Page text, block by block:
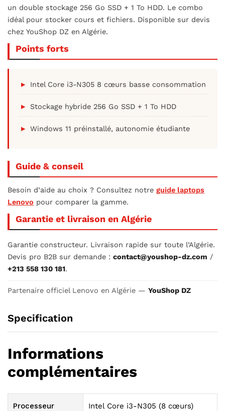
un double stockage 256 Go SSD + 1 To HDD. Le combo
idéal pour stocker cours et fichiers. Disponible sur devis
chez YouShop DZ en Algérie.
Points forts
Intel Core i3-N305 8 cœurs basse consommation
Stockage hybride 256 Go SSD + 1 To HDD
Windows 11 préinstallé, autonomie étudiante
Guide & conseil
Besoin d’aide au choix ? Consultez notre guide laptops
Lenovo pour comparer la gamme.
Garantie et livraison en Algérie
Garantie constructeur. Livraison rapide sur toute l’Algérie.
Devis pro B2B sur demande : contact@youshop-dz.com /
+213 558 130 181.
Partenaire officiel Lenovo en Algérie — YouShop DZ
Specification
Informations
complémentaires
Processeur Intel Core i3-N305 (8 cœurs)